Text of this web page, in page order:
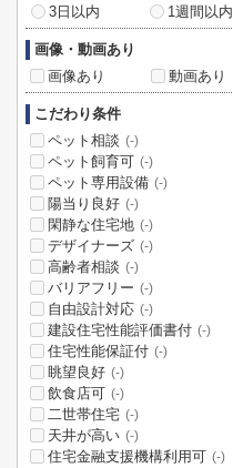
3日以内
1週間以内
画像・動画あり
画像あり
動画あり
こだわり条件
ペット相談 (-)
ペット飼育可 (-)
ペット専用設備 (-)
陽当り良好 (-)
閑静な住宅地 (-)
デザイナーズ (-)
高齢者相談 (-)
バリアフリー (-)
自由設計対応 (-)
建設住宅性能評価書付 (-)
住宅性能保証付 (-)
眺望良好 (-)
飲食店可 (-)
二世帯住宅 (-)
天井が高い (-)
住宅金融支援機構利用可 (-)